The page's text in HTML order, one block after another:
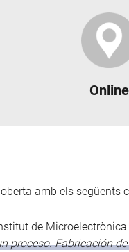
Online
amb els següents
de Microelectrònica
proceso. Fabricación